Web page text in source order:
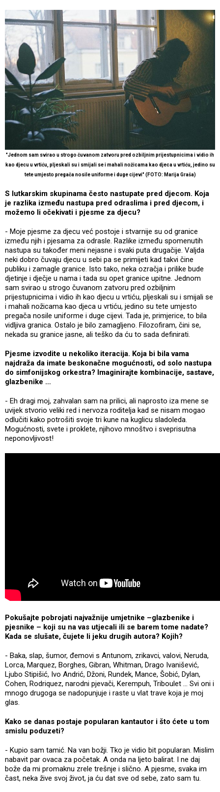
"Jednom sam svirao u strogo čuvanom zatvoru pred ozbiljnim prijestupnicima i vidio ih
kao djecu u vrtiću, pljeskali su i smijali se i mahali nožicama kao djeca u vrtiću, jedino su
tete umjesto pregača nosile uniforme i duge cijevi" (FOTO: Marija Graša)
S lutkarskim skupinama često nastupate pred djecom. Koja
je razlika između nastupa pred odraslima i pred djecom, i
možemo li očekivati i pjesme za djecu?
- Moje pjesme za djecu već postoje i stvarnije su od granice
između njih i pjesama za odrasle. Razlike između spomenutih
nastupa su također meni nejasne i svaki puta drugačije. Valjda
neki dobro čuvaju djecu u sebi pa se primijeti kad takvi čine
publiku i zamagle granice. Isto tako, neka ozračja i prilike bude
djetinje i dječje u nama i tada su opet granice upitne. Jednom
sam svirao u strogo čuvanom zatvoru pred ozbiljnim
prijestupnicima i vidio ih kao djecu u vrtiću, pljeskali su i smijali se
i mahali nožicama kao djeca u vrtiću, jedino su tete umjesto
pregača nosile uniforme i duge cijevi. Tada je, primjerice, to bila
vidljiva granica. Ostalo je bilo zamagljeno. Filozofiram, čini se,
nekada su granice jasne, ali teško da ću to sada definirati.
Pjesme izvodite u nekoliko iteracija. Koja bi bila vama
najdraža da imate beskonačne mogućnosti, od solo nastupa
do simfonijskog orkestra? Imaginirajte kombinacije, sastave,
glazbenike …
- Eh dragi moj, zahvalan sam na prilici, ali naprosto iza mene se
uvijek stvorio veliki red i nervoza roditelja kad se nisam mogao
odlučiti kako potrošiti svoje tri kune na kuglicu sladoleda.
Mogućnosti, svete i proklete, njihovo mnoštvo i sveprisutna
neponovljivost!
Pokušajte pobrojati najvažnije umjetnike –glazbenike i
pjesnike – koji su na vas utjecali ili se barem tome nadate?
Kada se slušate, čujete li jeku drugih autora? Kojih?
- Baka, slap, šumor, đemovi s Antunom, zrikavci, valovi, Neruda,
Lorca, Marquez, Borghes, Gibran, Whitman, Drago Ivanišević,
Ljubo Stipišić, Ivo Andrić, Džoni, Rundek, Mance, Šobić, Dylan,
Cohen, Rodriquez, narodni pjevači, Kerempuh, Triboulet ... Svi oni i
mnogo drugoga se nadopunjuje i raste u vlat trave koja je moj
glas.
Kako se danas postaje popularan kantautor i što ćete u tom
smislu poduzeti?
- Kupio sam tamić. Na van božji. Tko je vidio bit popularan. Mislim
nabavit par ovaca za početak. A onda na ljeto balirat. I ne daj
bože da mi promaknu zrele trešnje i slično. A pjesme, svaka im
čast, neka žive svoj život, ja ću dat sve od sebe, zato sam tu.